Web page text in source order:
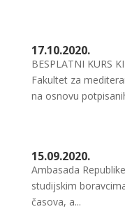
17.10.2020.
BESPLATNI KURS
Fakultet za
na osnovu
15.09.2020.
Ambasada
studijskim
časova, a...